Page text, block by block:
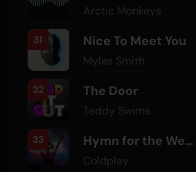
Arctic Monkeys
31 Nice To Meet You
Myles Smith
32 The Door
Teddy Swims
33 Hymn for the Weekend
Coldplay